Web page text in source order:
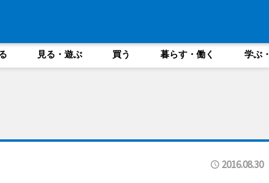
見る・遊ぶ 買う 暮らす・働く 学ぶ
2016.08.30